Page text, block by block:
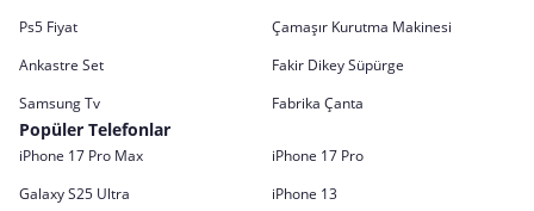
Ps5 Fiyat
Çamaşır Kurutma Makinesi
Ankastre Set
Fakir Dikey Süpürge
Samsung Tv
Fabrika Çanta
Popüler Telefonlar
iPhone 17 Pro Max
iPhone 17 Pro
Galaxy S25 Ultra
iPhone 13